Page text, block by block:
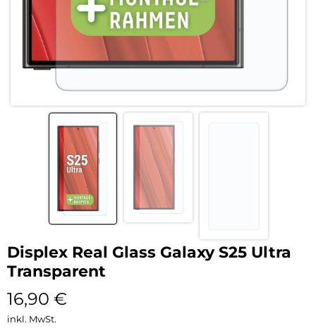
Displex Real Glass Galaxy S25 Ultra
Transparent
16,90 €
inkl. MwSt.